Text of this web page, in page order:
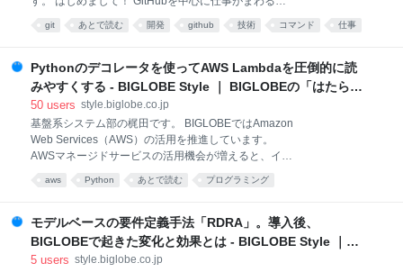
うツールを使っています。キーボードだけでサクッと
PlantUMLに詳しくない方はもちろん、PlantUML
発現場 Git logが綺麗だとバグが起こりにくい？
developブランチを綺麗に保つGit操作（マージ編） 1.
developをfeature/Bブランチに取り込んでからdevelop
にマージする 3. 最新のdevelopにrebaseしてからマー
ジする ﾘﾍﾞｰｽ ｺﾜｸﾅｲｮ 最後に はじめまして！ 基盤本部
BIGLOBEに転職し、半年が経過しました。 転職期間
中はもちろんコロナ禍で、カジュアル面談も面接も全
てオンラインでした（多分今もそうだと思います）。
入社日当日は出社しましたが、入社してから半年の
git あとで読む 開発 github 技術 コマンド 仕事
Pythonのデコレータを使ってAWS Lambdaを圧倒的に読
みやすくする - BIGLOBE Style ｜ BIGLOBEの「はたらく
人」と「トガッた技術」
50 users style.biglobe.co.jp
基盤系システム部の梶田です。 BIGLOBEではAmazon
Web Services（AWS）の活用を推進しています。
AWSマネージドサービスの活用機会が増えると、イベ
ントハンドラやフィルターとしてLambda Functionを
書く機会も増えてきます。 数をこなしているうちに、
サービス毎におきまりのパターン化（お作法）がある
ことに気づきました。 何度も現れるパターンを再利用
するには、Pythonのデコレータ機能がうってつけで
aws Python あとで読む プログラミング
モデルベースの要件定義手法「RDRA」。導入後、
BIGLOBEで起きた変化と効果とは - BIGLOBE Style ｜
BIGLOBEの「はたらく人」と「トガッた技術」
5 users style.biglobe.co.jp